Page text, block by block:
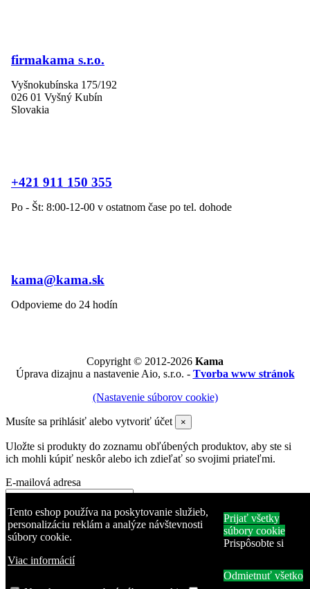
Tento eshop používa na poskytovanie služieb,
personalizáciu reklám a analýze návštevnosti
súbory cookie.
Viac informácií
Prijať všetky
súbory cookie
Prispôsobte si
Odmietnuť všetko
firmakama s.r.o.
Vyšnokubínska 175/192
026 01 Vyšný Kubín
Slovakia
+421 911 150 355
Po - Št: 8:00-12-00 v ostatnom čase po tel. dohode
kama@kama.sk
Odpovieme do 24 hodín
Copyright © 2012-2026 Kama
Úprava dizajnu a nastavenie Aio, s.r.o. - Tvorba www stránok
(Nastavenie súborov cookie)
Musíte sa prihlásiť alebo vytvoriť účet ×
Uložte si produkty do zoznamu obľúbených produktov, aby ste si
ich mohli kúpiť neskôr alebo ich zdieľať so svojimi priateľmi.
E-mailová adresa
Heslo
Zabudli ste heslo?